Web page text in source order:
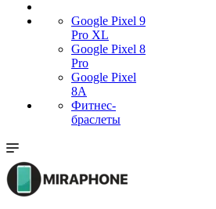
Google Pixel 9
Pro XL
Google Pixel 8
Pro
Google Pixel
8A
Фитнес-
браслеты